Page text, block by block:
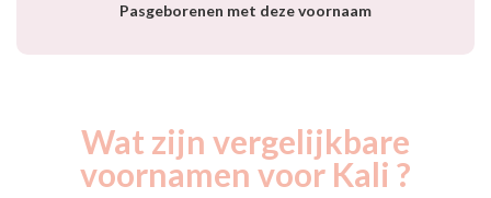
Pasgeborenen met deze voornaam
Wat zijn vergelijkbare
voornamen voor Kali ?